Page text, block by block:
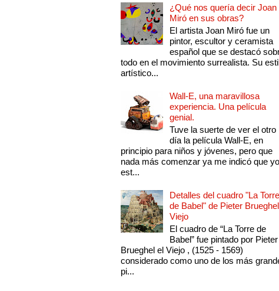
¿Qué nos quería decir Joan
Miró en sus obras?
El artista Joan Miró fue un
pintor, escultor y ceramista
español que se destacó
todo en el movimiento surrealista. Su
artístico...
Wall-E, una maravillosa
experiencia. Una película
genial.
Tuve la suerte de ver el otro
día la película Wall-E, en
principio para niños y jóvenes, pero que
nada más comenzar ya me indicó que yo
est...
Detalles del cuadro "La Torre
de Babel" de Pieter
Viejo
El cuadro de “La Torre de
Babel” fue pintado por Pieter
Brueghel el Viejo , (1525 - 1569)
considerado como uno de los más
pi...